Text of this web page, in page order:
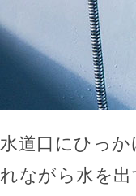
水道口にひっ
れながら水を